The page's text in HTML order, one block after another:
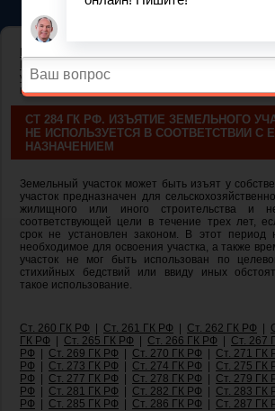
участка, который не используется в
назначением
СТ 284 ГК РФ. ИЗЪЯТИЕ ЗЕМЕЛЬНОГО
НЕ ИСПОЛЬЗУЕТСЯ В СООТВЕТСТВИИ С
НАЗНАЧЕНИЕМ
Земельный участок может быть изъят у
участок предназначен для
жилищного или иного строительства и
соответствующей цели в течение трех лет,
срок не установлен законом. В этот период
необходимое для освоения участка, а также
участок не мог быть использован по
стихийных бедствий или ввиду иных
такое использование.
Ст. 260 ГК РФ Ст. 261 ГК РФ Ст. 262 ГК РФ
ГК РФ
Ст. 265 ГК РФ Ст. 266 ГК РФ Ст. 267
РФ
Ст. 269 ГК РФ Ст. 270 ГК РФ Ст. 271 ГК
РФ
Ст. 273 ГК РФ Ст. 274 ГК РФ Ст. 275 ГК
РФ
Ст. 277 ГК РФ Ст. 278 ГК РФ Ст. 279 ГК
РФ
Ст. 281 ГК РФ Ст. 282 ГК РФ Ст. 283 ГК
РФ
Ст. 285 ГК РФ Ст. 286 ГК РФ Ст. 287 ГК